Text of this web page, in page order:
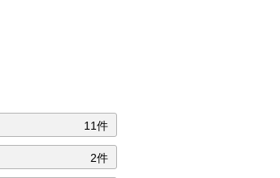
11件
2件